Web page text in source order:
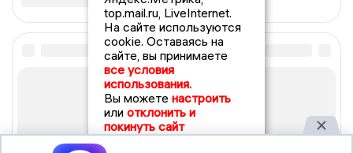
top.mail.ru, LiveInternet.
На сайте используются
cookie. Оставаясь на
сайте, вы принимаете
все условия
использования.
Вы можете настроить
или отклонить и
покинуть сайт